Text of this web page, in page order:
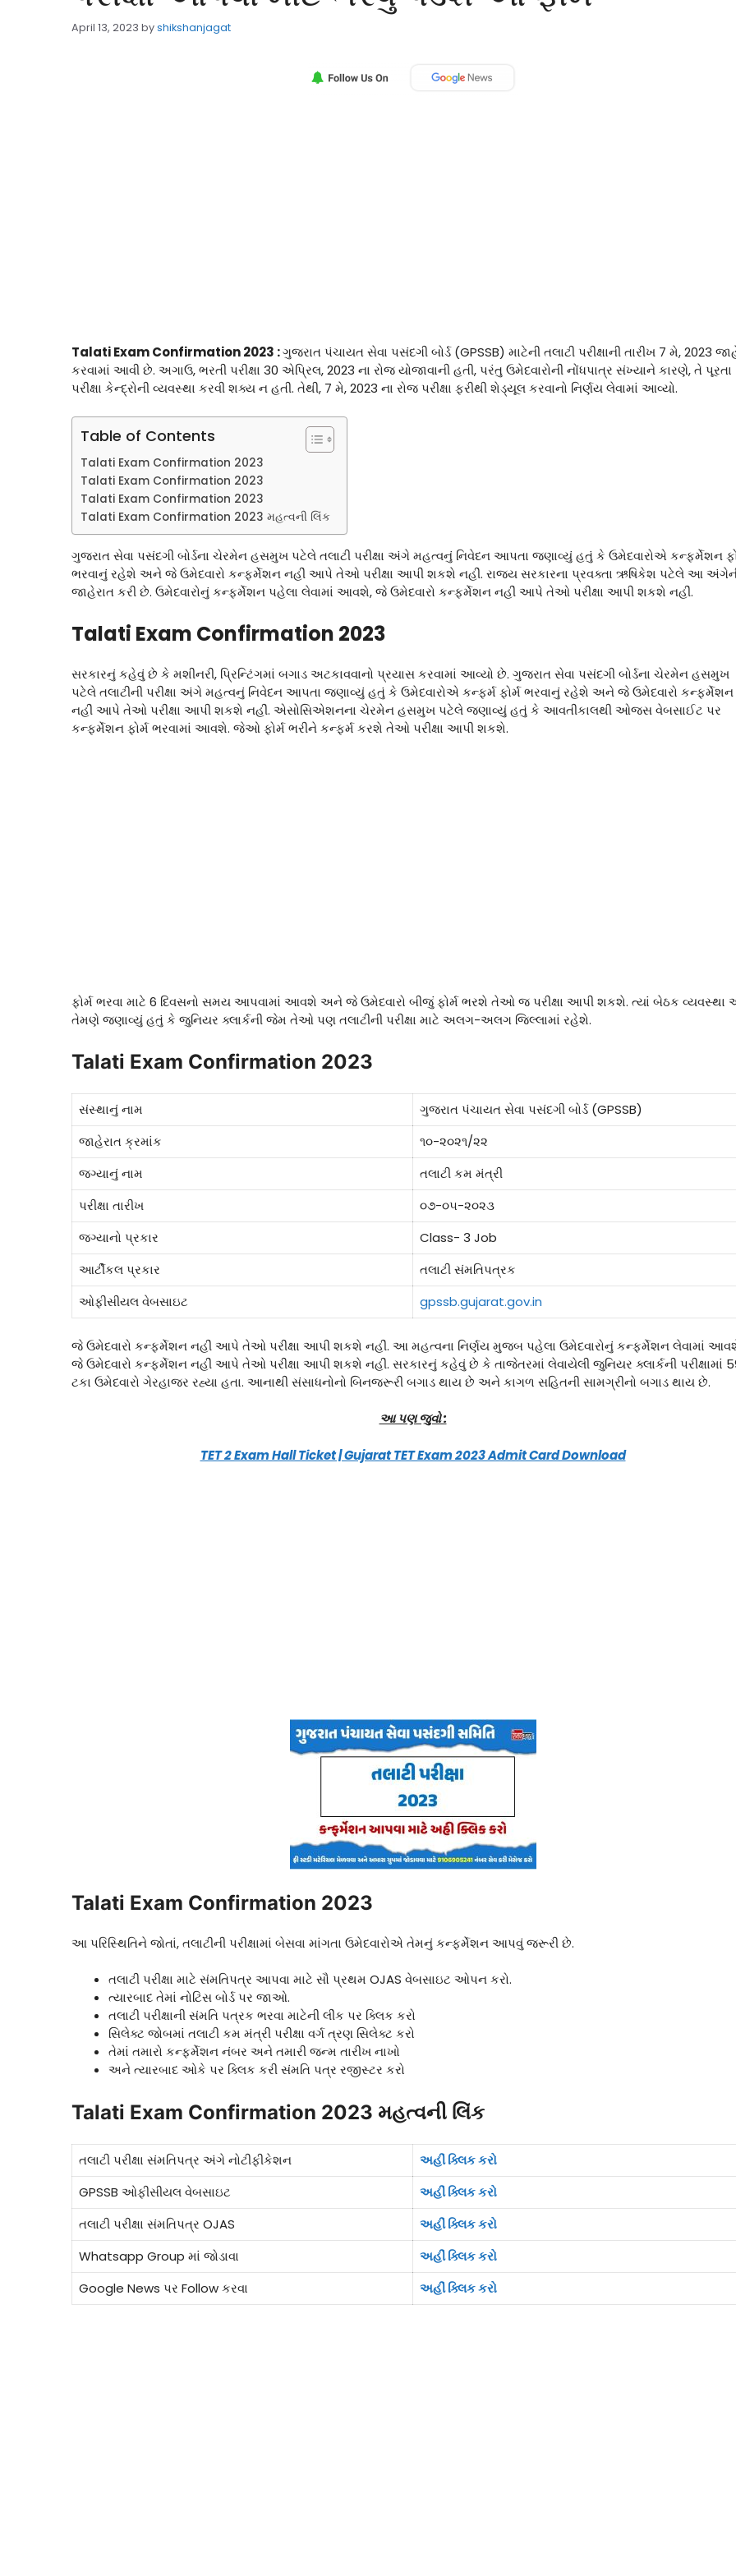
April 13, 2023 byshikshanjagat
Talati Exam Confirmation 2023 :ગુજરાત પંચાયત સેવા પસંદગી બોર્ડ (GPSSB) માટેની તલાટી પરીક્ષાની તારીખ 7 મે, 2023
કરવામાં આવી છે. અગાઉ, ભરતી પરીક્ષા 30 એપ્રિલ, 2023 ના રોજ યોજાવાની હતી, પરંતુ ઉમેદવારોની નોંધપાત્ર સંખ્યાને કારણે, તે પૂરતા
પરીક્ષા કેન્દ્રોની વ્યવસ્થા કરવી શક્ય ન હતી. તેથી, 7 મે, 2023 ના રોજ પરીક્ષા ફરીથી શેડ્યૂલ કરવાનો નિર્ણય લેવામાં આવ્યો.
Table of Contents
Talati Exam Confirmation 2023
Talati Exam Confirmation 2023
Talati Exam Confirmation 2023
Talati Exam Confirmation 2023 મહત્વની લિંક
ગુજરાત સેવા પસંદગી બોર્ડના ચેરમેન હસમુખ પટેલે તલાટી પરીક્ષા અંગે મહત્વનું નિવેદન આપતા જણાવ્યું હતું કે ઉમેદવારોએ કન્ફર્મેશન
ભરવાનું રહેશે અને જે ઉમેદવારો કન્ફર્મેશન નહીં આપે તેઓ પરીક્ષા આપી શકશે નહીં. રાજ્ય સરકારના પ્રવક્તા ઋષિકેશ પટેલે આ
જાહેરાત કરી છે. ઉમેદવારોનું કન્ફર્મેશન પહેલા લેવામાં આવશે, જે ઉમેદવારો કન્ફર્મેશન નહીં આપે તેઓ પરીક્ષા આપી શકશે નહીં.
Talati Exam Confirmation 2023
સરકારનું કહેવું છે કે મશીનરી, પ્રિન્ટિંગમાં બગાડ અટકાવવાનો પ્રયાસ કરવામાં આવ્યો છે. ગુજરાત સેવા પસંદગી બોર્ડના ચેરમેન હસમુખ
પટેલે તલાટીની પરીક્ષા અંગે મહત્વનું નિવેદન આપતા જણાવ્યું હતું કે ઉમેદવારોએ કન્ફર્મ ફોર્મ ભરવાનું રહેશે અને જે ઉમેદવારો કન્ફર્મેશન
નહીં આપે તેઓ પરીક્ષા આપી શકશે નહીં. એસોસિએશનના ચેરમેન હસમુખ પટેલે જણાવ્યું હતું કે આવતીકાલથી ઓજસ વેબસાઈટ પર
કન્ફર્મેશન ફોર્મ ભરવામાં આવશે. જેઓ ફોર્મ ભરીને કન્ફર્મ કરશે તેઓ પરીક્ષા આપી શકશે.
ફોર્મ ભરવા માટે 6 દિવસનો સમય આપવામાં આવશે અને જે ઉમેદવારો બીજું ફોર્મ ભરશે તેઓ જ પરીક્ષા આપી શકશે. ત્યાં બેઠક વ્યવસ્થા
તેમણે જણાવ્યું હતું કે જુનિયર ક્લાર્કની જેમ તેઓ પણ તલાટીની પરીક્ષા માટે અલગ-અલગ જિલ્લામાં રહેશે.
Talati Exam Confirmation 2023
સંસ્થાનું નામ
ગુજરાત પંચાયત સેવા પસંદગી બોર્ડ (GPSSB)
જાહેરાત ક્રમાંક
૧૦-૨૦૨૧/૨૨
જગ્યાનું નામ
તલાટી કમ મંત્રી
પરીક્ષા તારીખ
૦૭-૦૫-૨૦૨૩
જગ્યાનો પ્રકાર
Class- 3 Job
આર્ટીકલ પ્રકાર
તલાટી સંમતિપત્રક
ઓફીસીયલ વેબસાઇટ
gpssb.gujarat.gov.in
જે ઉમેદવારો કન્ફર્મેશન નહીં આપે તેઓ પરીક્ષા આપી શકશે નહીં. આ મહત્વના નિર્ણય મુજબ પહેલા ઉમેદવારોનું કન્ફર્મેશન લેવામાં
જે ઉમેદવારો કન્ફર્મેશન નહીં આપે તેઓ પરીક્ષા આપી શકશે નહીં. સરકારનું કહેવું છે કે તાજેતરમાં લેવાયેલી જુનિયર ક્લાર્કની પરીક્ષામાં
ટકા ઉમેદવારો ગેરહાજર રહ્યા હતા. આનાથી સંસાધનોનો બિનજરૂરી બગાડ થાય છે અને કાગળ સહિતની સામગ્રીનો બગાડ થાય છે.
આ પણ જુવો :
TET 2 Exam Hall Ticket | Gujarat TET Exam 2023 Admit Card Download
Talati Exam Confirmation 2023
આ પરિસ્થિતિને જોતાં, તલાટીની પરીક્ષામાં બેસવા માંગતા ઉમેદવારોએ તેમનું કન્ફર્મેશન આપવું જરૂરી છે.
તલાટી પરીક્ષા માટે સંમતિપત્ર આપવા માટે સૌ પ્રથમ OJAS વેબસાઇટ ઓપન કરો.
ત્યારબાદ તેમાં નોટિસ બોર્ડ પર જાઓ.
તલાટી પરીક્ષાની સંમતિ પત્રક ભરવા માટેની લીંક પર ક્લિક કરો
સિલેક્ટ જોબમાં તલાટી કમ મંત્રી પરીક્ષા વર્ગ ત્રણ સિલેક્ટ કરો
તેમાં તમારો કન્ફર્મેશન નંબર અને તમારી જન્મ તારીખ નાખો
અને ત્યારબાદ ઓકે પર ક્લિક કરી સંમતિ પત્ર રજીસ્ટર કરો
Talati Exam Confirmation 2023 મહત્વની લિંક
તલાટી પરીક્ષા સંમતિપત્ર અંગે નોટીફીકેશન
અહીં ક્લિક કરો
GPSSB ઓફીસીયલ વેબસાઇટ
અહીં ક્લિક કરો
તલાટી પરીક્ષા સંમતિપત્ર OJAS
અહીં ક્લિક કરો
Whatsapp Group માં જોડાવા
અહીં ક્લિક કરો
Google News પર Follow કરવા
અહીં ક્લિક કરો